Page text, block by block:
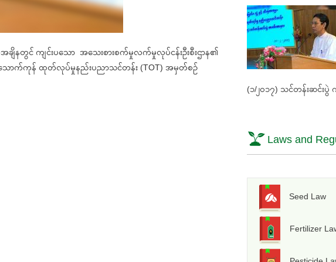
ျိနတွင် ကျင်းပသော အသေးစားစက်မှုလက်မှုလုပ်ငန်းဦးစီးဌာန၏
စားသောက်ကုန် ထုတ်လုပ်မှုနည်းပညာသင်တန်း (TOT) အမှတ်စဉ်
(၁/၂၀၁၇) သင်တန်းဆင်းပွဲ
Laws and
Seed Law
Fertilizer